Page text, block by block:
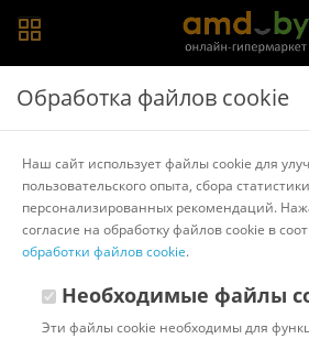
Главная > Каталог товаров
усилители Wi-Fi
> TP-Link
Точка доступа TP-Link EAP115
Другие товары TP-Link
Обработка файлов cookie
Наш сайт использует файлы cookie для
пользовательского опыта, сбора
персонализированных рекомендаций.
согласие на обработку файлов cookie в
обработки файлов cookie.
Необходимые файлы
Эти файлы cookie необходимы для